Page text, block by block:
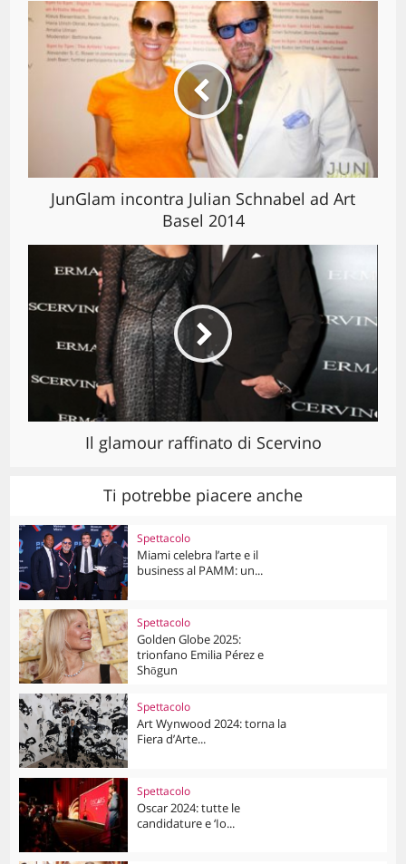
JunGlam incontra Julian Schnabel ad Art
Basel 2014
Il glamour raffinato di Scervino
Ti potrebbe piacere anche
Spettacolo
Miami celebra l’arte e il
business al PAMM: un...
Spettacolo
Golden Globe 2025:
trionfano Emilia Pérez e
Shōgun
Spettacolo
Art Wynwood 2024: torna la
Fiera d’Arte...
Spettacolo
Oscar 2024: tutte le
candidature e ‘Io...